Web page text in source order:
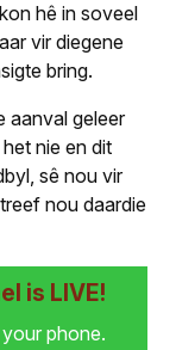
hê in soveel
vir diegene
bring.
aanval geleer
nie en dit
sê nou vir
nou daardie
is LIVE!
phone.